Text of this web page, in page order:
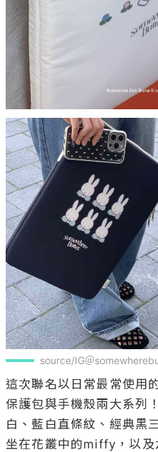
source/IG＠
這次聯名以日常最常使用
保護包與手機殼兩大系列
白、藍白直條紋、經典黑
坐在花叢中的miffy，以